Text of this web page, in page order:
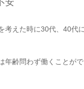
安
考えた時に30代、40代
年齢問わず働くことが